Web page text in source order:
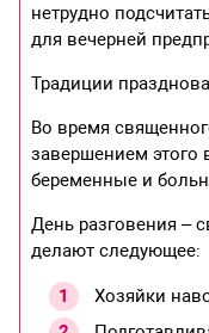
нетрудно
для вечерней
Традиции
Во время
завершением этого
беременные и
День разговения –
делают следующее:
Хозяйки